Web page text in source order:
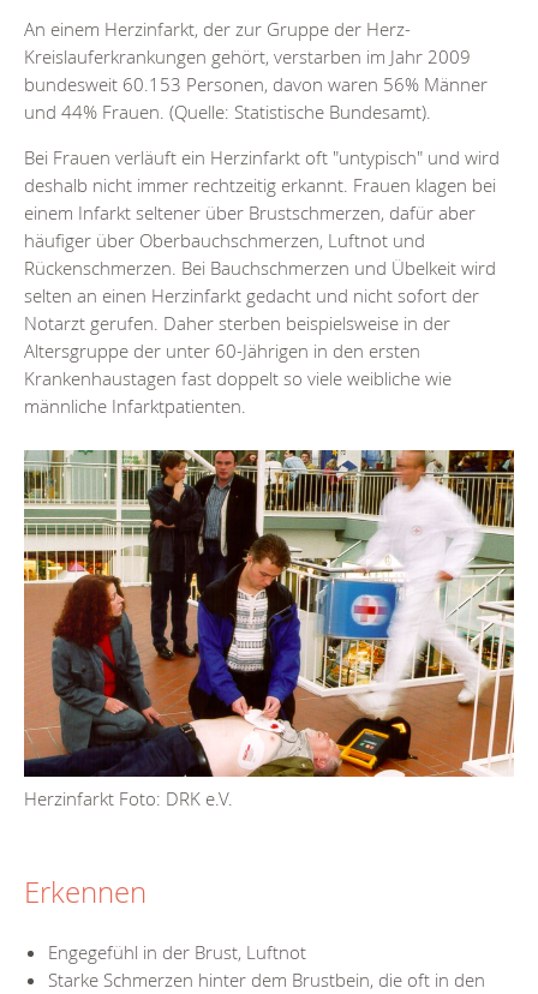
An einem Herzinfarkt, der zur Gruppe der Herz-
Kreislauferkrankungen gehört, verstarben im Jahr 2009
bundesweit 60.153 Personen, davon waren 56% Männer
und 44% Frauen. (Quelle: Statistische Bundesamt).
Bei Frauen verläuft ein Herzinfarkt oft "untypisch" und wird
deshalb nicht immer rechtzeitig erkannt. Frauen klagen bei
einem Infarkt seltener über Brustschmerzen, dafür aber
häufiger über Oberbauchschmerzen, Luftnot und
Rückenschmerzen. Bei Bauchschmerzen und Übelkeit wird
selten an einen Herzinfarkt gedacht und nicht sofort der
Notarzt gerufen. Daher sterben beispielsweise in der
Altersgruppe der unter 60-Jährigen in den ersten
Krankenhaustagen fast doppelt so viele weibliche wie
männliche Infarktpatienten.
Herzinfarkt Foto: DRK e.V.
Erkennen
Engegefühl in der Brust, Luftnot
Starke Schmerzen hinter dem Brustbein, die oft in den